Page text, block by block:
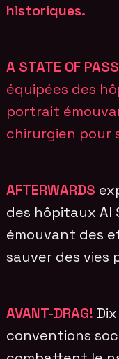
historiques.
A STATE OF
équipées des
portrait
chirurgien pour
AFTERWARDS
des hôpitaux Al
émouvant des
sauver des vies
AVANT-DRAG!
conventions